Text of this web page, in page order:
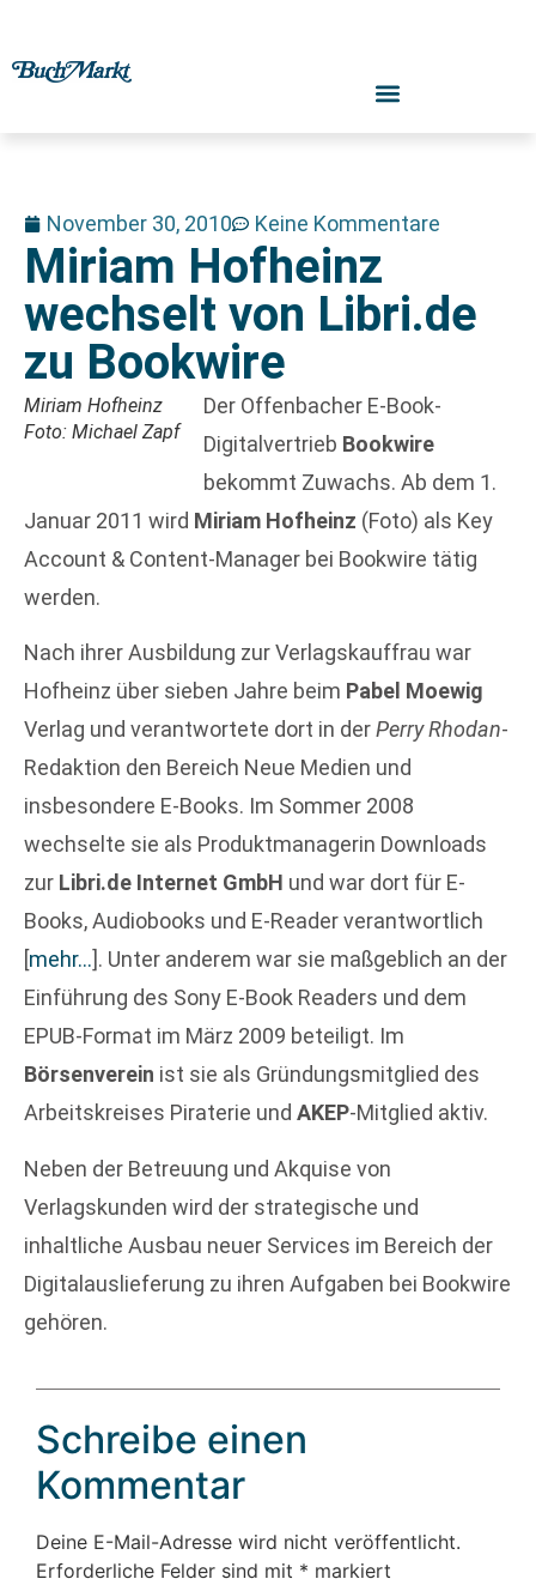
November 30, 2010 Keine Kommentare
Miriam Hofheinz
wechselt von Libri.de
zu Bookwire
Miriam Hofheinz
Foto: Michael Zapf
Der Offenbacher E-Book-
Digitalvertrieb Bookwire
bekommt Zuwachs. Ab dem 1.
Januar 2011 wird Miriam Hofheinz (Foto) als Key
Account & Content-Manager bei Bookwire tätig
werden.
Nach ihrer Ausbildung zur Verlagskauffrau war
Hofheinz über sieben Jahre beim Pabel Moewig
Verlag und verantwortete dort in derPerry Rhodan-
Redaktion den Bereich Neue Medien und
insbesondere E-Books. Im Sommer 2008
wechselte sie als Produktmanagerin Downloads
zur Libri.de Internet GmbH und war dort für E-
Books, Audiobooks und E-Reader verantwortlich
[mehr…]. Unter anderem war sie maßgeblich an der
Einführung des Sony E-Book Readers und dem
EPUB-Format im März 2009 beteiligt. Im
Börsenverein ist sie als Gründungsmitglied des
Arbeitskreises Piraterie und AKEP-Mitglied aktiv.
Neben der Betreuung und Akquise von
Verlagskunden wird der strategische und
inhaltliche Ausbau neuer Services im Bereich der
Digitalauslieferung zu ihren Aufgaben bei Bookwire
gehören.
Schreibe einen
Kommentar
Deine E-Mail-Adresse wird nicht veröffentlicht.
Erforderliche Felder sind mit * markiert